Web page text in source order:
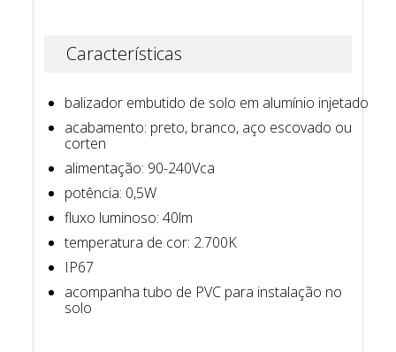
Características
balizador embutido de solo em alumínio injetado
acabamento: preto, branco, aço escovado ou
corten
alimentação: 90-240Vca
potência: 0,5W
fluxo luminoso: 40lm
temperatura de cor: 2.700K
IP67
acompanha tubo de PVC para instalação no
solo